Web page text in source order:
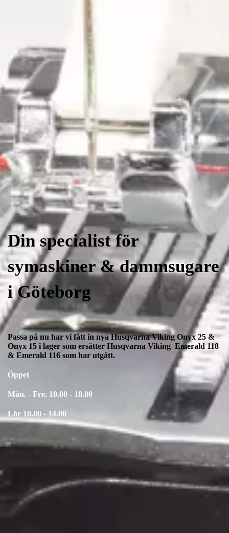
Din specialist för
symaskiner & dammsugare
i Göteborg
Passa på nu har vi fått in nya Husqvarna Viking Onyx 25 &
Onyx 15 i lager som ersätter Husqvarna Viking Emerald 118
& Emerald 116 som har utgått.
Öppet
Mån. - Fre. 10.00 - 18.00
Lör 10.00 - 14.00